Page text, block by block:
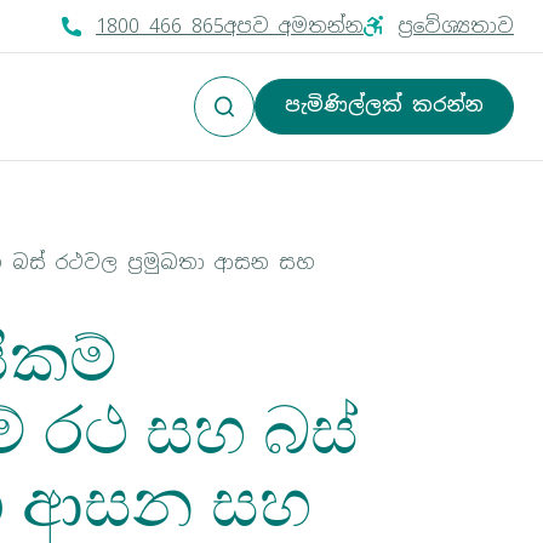
1800 466 865අපව අමතන්න ප්‍රවේශ්‍යතාව
සෙවුම් පද ඇතුළත් කරන්න
සෙවීමපැමිණිල්ලක් කරන්න
බස් රථවල ප්‍රමුඛතා ආසන සහ
රථ සහ බස්
ආසන සහ